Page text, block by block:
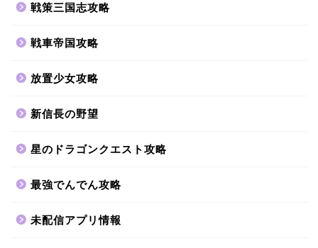
戦策三国志攻略
戦車帝国攻略
放置少女攻略
新信長の野望
星のドラゴンクエスト攻略
最強でんでん攻略
未配信アプリ情報